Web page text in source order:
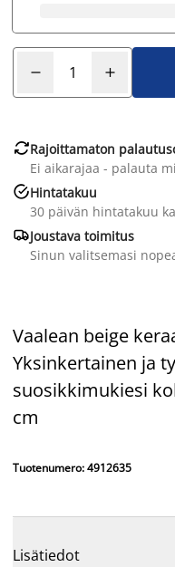
Rajoittamaton
Ei aikarajaa - palauta
Hintatakuu
30 päivän hintatakuu
Joustava toimitus
Sinun valitsemasi
Vaalean beige
Yksinkertainen ja
suosikkimukiesi
cm
Tuotenumero: 4912635
Lisätiedot